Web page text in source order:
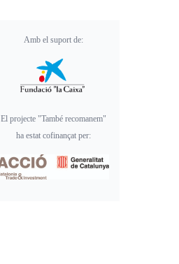
Amb el suport de:
El projecte "També recomanem"
ha estat cofinançat per: